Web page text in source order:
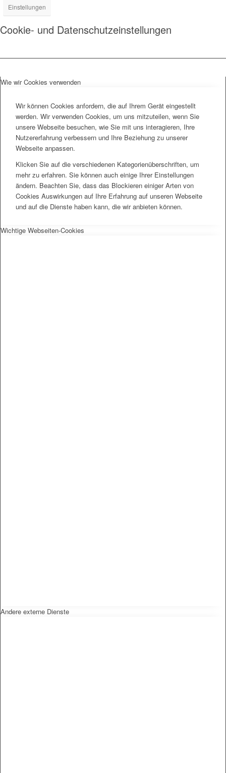
Einstellungen
Cookie- und Datenschutzeinstellungen
Wie wir Cookies verwenden
Wir können Cookies anfordern, die auf Ihrem Gerät eingestellt
werden. Wir verwenden Cookies, um uns mitzuteilen, wenn Sie
unsere Webseite besuchen, wie Sie mit uns interagieren, Ihre
Nutzererfahrung verbessern und Ihre Beziehung zu unserer
Webseite anpassen.
Klicken Sie auf die verschiedenen Kategorienüberschriften, um
mehr zu erfahren. Sie können auch einige Ihrer Einstellungen
ändern. Beachten Sie, dass das Blockieren einiger Arten von
Cookies Auswirkungen auf Ihre Erfahrung auf unseren Webseite
und auf die Dienste haben kann, die wir anbieten können.
Wichtige Webseiten-Cookies
Andere externe Dienste